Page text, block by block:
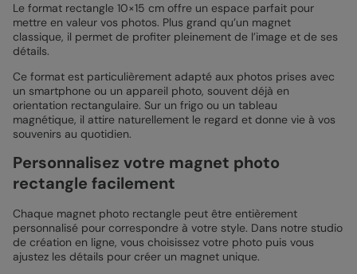
Le format rectangle 10×15 cm offre un espace parfait pour
mettre en valeur vos photos. Plus grand qu’un magnet
classique, il permet de profiter pleinement de l’image et de ses
détails.
Ce format est particulièrement adapté aux photos prises avec
un smartphone ou un appareil photo, souvent déjà en
orientation rectangulaire. Sur un frigo ou un tableau
magnétique, il attire naturellement le regard et donne vie à vos
souvenirs au quotidien.
Personnalisez votre magnet photo
rectangle facilement
Chaque magnet photo rectangle peut être entièrement
personnalisé pour correspondre à votre style. Dans notre studio
de création en ligne, vous choisissez votre photo puis vous
ajustez les détails pour créer un magnet unique.